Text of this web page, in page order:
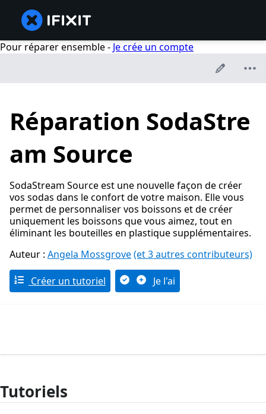
Pour réparer ensemble - Je crée un compte
Réparation SodaStre
am Source
SodaStream Source est une nouvelle façon de créer
vos sodas dans le confort de votre maison. Elle vous
permet de personnaliser vos boissons et de créer
uniquement les boissons que vous aimez, tout en
éliminant les bouteilles en plastique supplémentaires.
Auteur : Angela Mossgrove(et 3 autres contributeurs)
Créer un tutoriel Je l'ai
Tutoriels